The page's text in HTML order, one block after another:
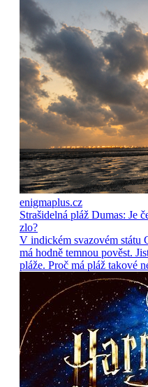
enigmaplus.cz
Strašidelná pláž Dumas: Je
zlo?
V indickém svazovém státu
má hodně temnou pověst.
pláže. Proč má pláž takové